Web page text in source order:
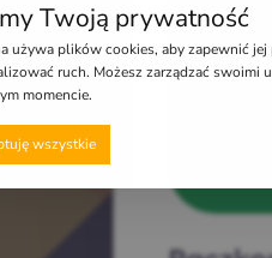
Twoją prywatność
używa plików cookies, aby zapewnić jej
ruch. Możesz zarządzać swoimi
momencie.
wszystkie